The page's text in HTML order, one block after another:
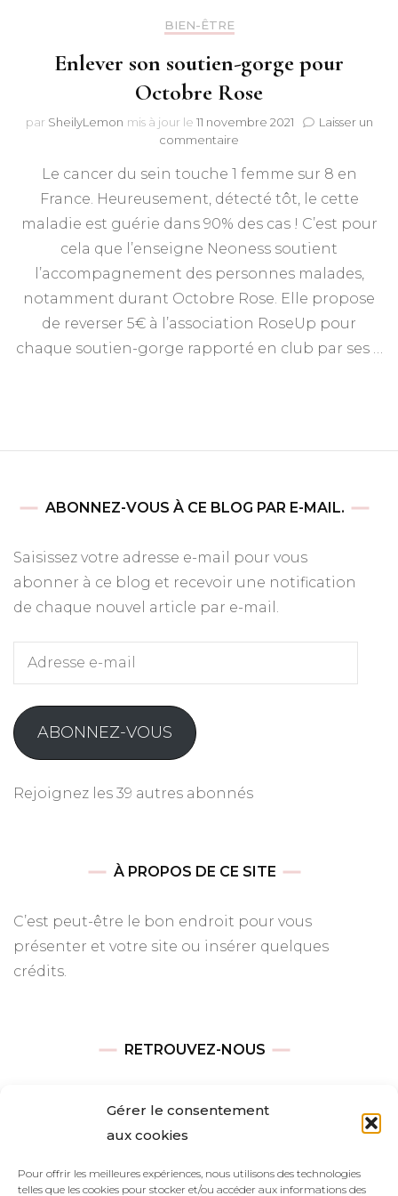
Gérer le consentement
aux cookies
Pour offrir les meilleures expériences, nous utilisons des technologies
telles que les cookies pour stocker et/ou accéder aux informations des
BIEN-ÊTRE
Enlever son soutien-gorge pour
Octobre Rose
par SheilyLemon mis à jour le 11 novembre 2021
Laisser un
commentaire
son
soutien-
pour
Octobre
Le cancer du sein touche 1 femme sur 8 en
France. Heureusement, détecté tôt, le cette
maladie est guérie dans 90% des cas ! C’est pour
cela que l’enseigne Neoness soutient
l’accompagnement des personnes malades,
notamment durant Octobre Rose. Elle propose
de reverser 5€ à l’association RoseUp pour
chaque soutien-gorge rapporté en club par ses …
ABONNEZ-VOUS À CE BLOG PAR E-MAIL.
Saisissez votre adresse e-mail pour vous
abonner à ce blog et recevoir une notification
de chaque nouvel article par e-mail.
Adresse
mail
ABONNEZ-VOUS
Rejoignez les 39 autres abonnés
À PROPOS DE CE SITE
C’est peut-être le bon endroit pour vous
présenter et votre site ou insérer quelques
crédits.
RETROUVEZ-NOUS